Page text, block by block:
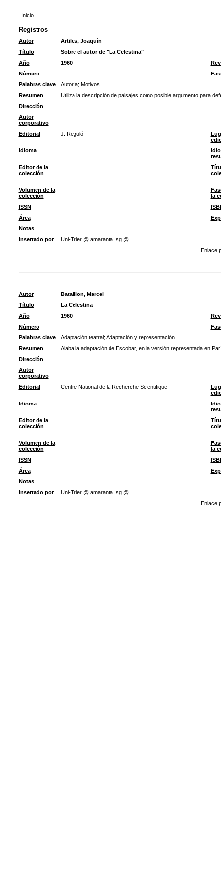
Inicio
Registros
Autor
Artiles, Joaquín
Título
Sobre el autor de "La Celestina"
Año
1960
Número
Palabras clave
Autoría; Motivos
Resumen
Utiliza la descripción de paisajes como posible argumento para
Dirección
Autor
corporativo
Editorial
J. Reguló
Idioma
Editor de la
colección
Volumen de la
colección
la
ISSN
Área
Notas
Insertado por
Uni-Trier @ amaranta_sg @
Enlace
Autor
Bataillon, Marcel
Título
La Celestina
Año
1960
Número
Palabras clave
Adaptación teatral; Adaptación y representación
Resumen
Alaba la adaptación de Escobar, en la versión representada en
Dirección
Autor
corporativo
Editorial
Centre National de la Recherche Scientifique
Idioma
Editor de la
colección
Volumen de la
colección
la
ISSN
Área
Notas
Insertado por
Uni-Trier @ amaranta_sg @
Enlace